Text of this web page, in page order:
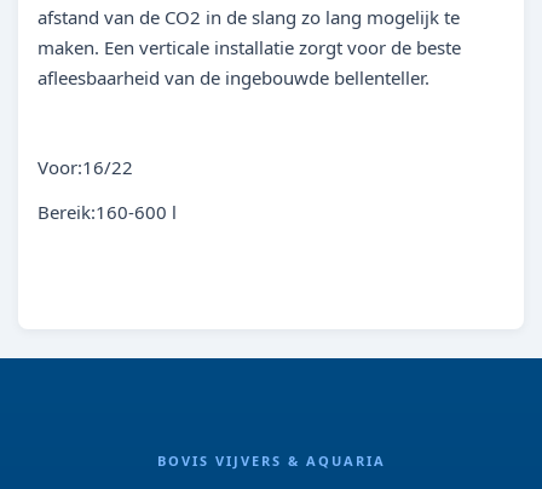
afstand van de CO2 in de slang zo lang mogelijk te
maken. Een verticale installatie zorgt voor de beste
afleesbaarheid van de ingebouwde bellenteller.
Voor:16/22
Bereik:160-600 l
BOVIS VIJVERS & AQUARIA